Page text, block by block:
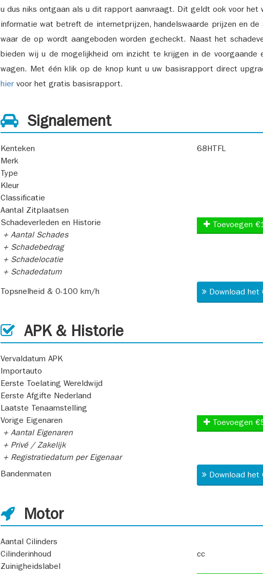
u dus niks ontgaan als u dit rapport aanvraagt. Dit geldt ook voor
informatie wat betreft de internetprijzen, handelswaarde prijzen en
waar de op wordt aangeboden worden gecheckt. Naast het
bieden wij u de mogelijkheid om inzicht te krijgen in de voorgaande
wagen. Met één klik op de knop kunt u uw basisrapport direct
hier voor het gratis basisrapport.
Signalement
Kenteken
68HTFL
Merk
Type
Kleur
Classificatie
Aantal Zitplaatsen
Schadeverleden en Historie
+ Aantal Schades
+ Schadebedrag
+ Schadelocatie
+ Schadedatum
Toevoegen
Topsnelheid & 0-100 km/h Download
APK & Historie
Vervaldatum APK
Importauto
Eerste Toelating Wereldwijd
Eerste Afgifte Nederland
Laatste Tenaamstelling
Vorige Eigenaren
+ Aantal Eigenaren
+ Privé / Zakelijk
+ Registratiedatum per Eigenaar
Toevoegen
Bandenmaten Download
Motor
Aantal Cilinders
Cilinderinhoud
cc
Zuinigheidslabel